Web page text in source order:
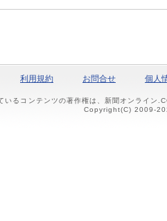
利用規約 お問合せ 個人
いるコンテンツの著作権は、新聞オンライン
Copyright(C) 2009-